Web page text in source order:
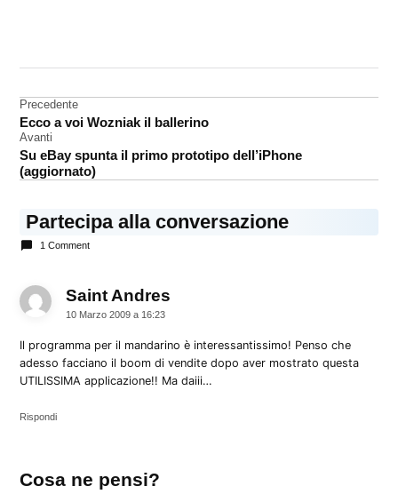
spot
Navigazione
articoli
Precedente
Ecco a voi Wozniak il ballerino
Avanti
Su eBay spunta il primo prototipo dell’iPhone
(aggiornato)
Partecipa alla conversazione
1 Comment
Saint Andres
10 Marzo 2009 a 16:23
Il programma per il mandarino è interessantissimo! Penso che
adesso facciano il boom di vendite dopo aver mostrato questa
UTILISSIMA applicazione!! Ma daiii…
Rispondi
un
Cosa ne pensi?